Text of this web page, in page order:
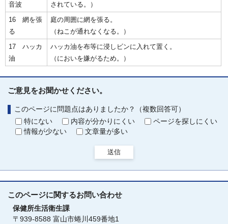
音波
されている。）
16 網を張
る
庭の周囲に網を張る。
（ねこが通れなくなる。）
17 ハッカ
油
ハッカ油を布等に浸しビンに入れて置く。
（においを嫌がるため。）
ご意見をお聞かせください。
このページに問題点はありましたか？（複数回答可）
特にない
内容が分かりにくい
ページを探しにくい
情報が少ない
文章量が多い
送信
このページに関するお問い合わせ
保健所生活衛生課
〒939-8588 富山市蜷川459番地1